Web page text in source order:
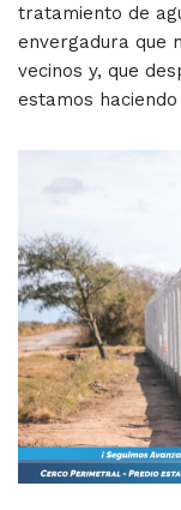
tratamiento de
envergadura que
vecinos y, que
estamos